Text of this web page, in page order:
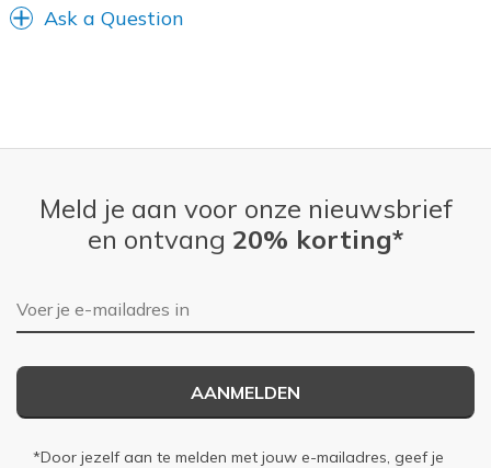
Ask a Question
Meld je aan voor onze nieuwsbrief
en ontvang 20% korting*
E-mailadres
AANMELDEN
*Door jezelf aan te melden met jouw e-mailadres, geef je